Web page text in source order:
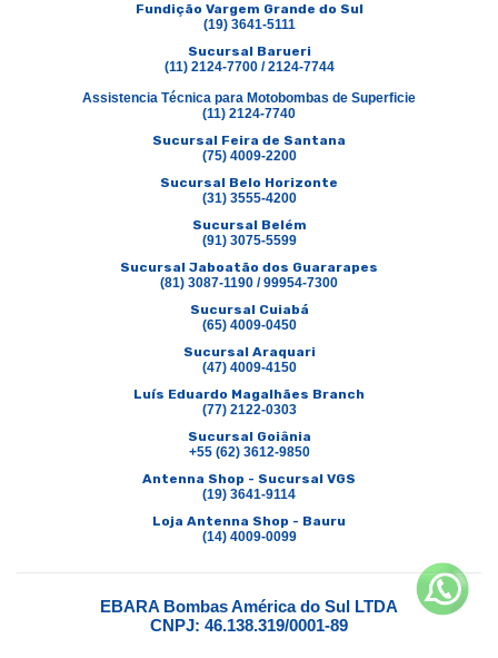
Fundição Vargem Grande do Sul
(19) 3641-5111
Sucursal Barueri
(11) 2124-7700 / 2124-7744
Assistencia Técnica para Motobombas de Superficie
(11) 2124-7740
Sucursal Feira de Santana
(75) 4009-2200
Sucursal Belo Horizonte
(31) 3555-4200
Sucursal Belém
(91) 3075-5599
Sucursal Jaboatão dos Guararapes
(81) 3087-1190 / 99954-7300
Sucursal Cuiabá
(65) 4009-0450
Sucursal Araquari
(47) 4009-4150
Luís Eduardo Magalhães Branch
(77) 2122-0303
Sucursal Goiânia
+55 (62) 3612-9850
Antenna Shop - Sucursal VGS
(19) 3641-9114
Loja Antenna Shop - Bauru
(14) 4009-0099
EBARA Bombas América do Sul LTDA
CNPJ: 46.138.319/0001-89